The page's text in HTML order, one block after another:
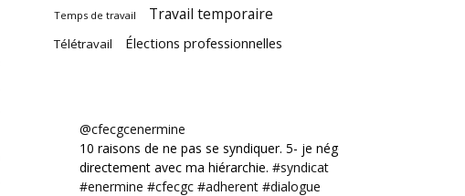
Temps de travail Travail temporaire
Télétravail Élections professionnelles
@cfecgcenermine
10 raisons de ne pas se syndiquer. 5- je négocie
directement avec ma hiérarchie. #syndicat
#enermine #cfecgc #adherent #dialogue